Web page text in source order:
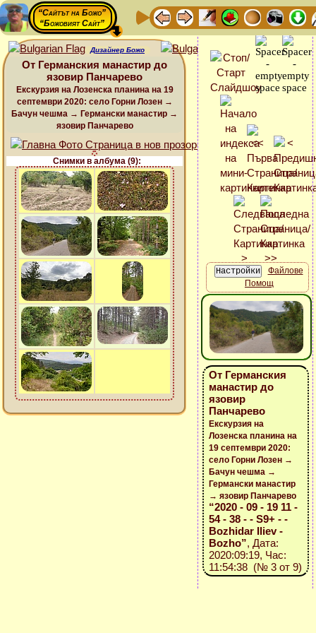
“Сайтът на Божо”
“Божовият Сайт”
Дизайнер Божо
От Германския манастир до
язовир Панчарево
Екскурзия на Лозенска планина на 19
септември 2020: село Горни Лозен →
Бачун чешма → Германски манастир →
язовир Панчарево
Снимки в албума (9):
Файлове
Помощ
От Германския
манастир до
язовир
Панчарево
Екскурзия на
Лозенска планина на
19 септември 2020:
село Горни Лозен →
Бачун чешма →
Германски манастир
→ язовир Панчарево
“2020 - 09 - 19 11 -
54 - 38 - - S9+ - -
Bozhidar Iliev -
Bozho”, Дата:
2020:09:19, Час:
11:54:38 (№ 3 от 9)